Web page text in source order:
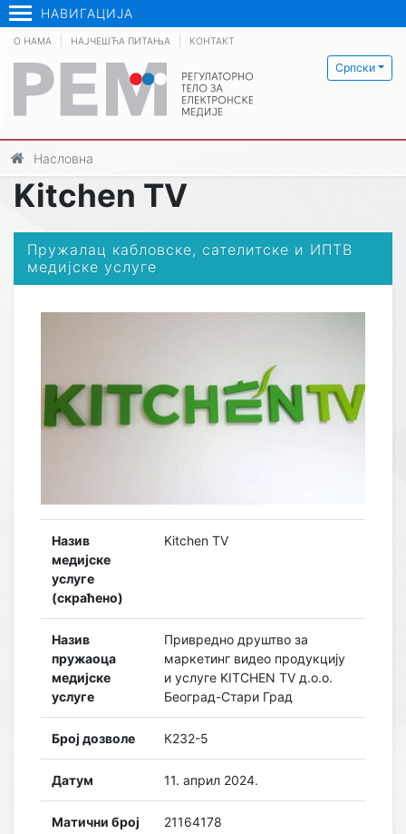
НАВИГАЦИЈА
Српски
О НАМА НАЈЧЕШЋА ПИТАЊА КОНТАКТ
Насловна
Kitchen TV
Пружалац кабловске, сателитске и ИПТВ
медијске услуге
Назив
медијске
услуге
(скраћено)
Kitchen TV
Назив
пружаоца
медијске
услуге
Привредно друштво за
маркетинг видео продукцију
и услуге KITCHEN TV д.о.о.
Београд-Стари Град
Број дозволе К232-5
Датум 11. април 2024.
Матични број 21164178